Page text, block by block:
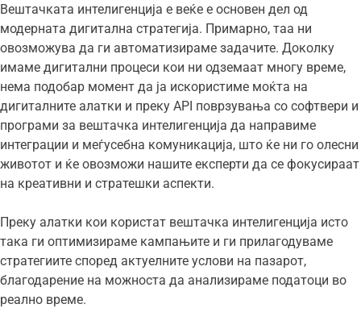
Вештачката интелигенција е веќе е основен дел од
модерната дигитална стратегија. Примарно, таа ни
овозможува да ги автоматизираме задачите. Доколку
имаме дигитални процеси кои ни одземаат многу време,
нема подобар момент да ја искористиме моќта на
дигиталните алатки и преку API поврзувања со софтвери и
програми за вештачка интелигенција да направиме
интеграции и меѓусебна комуникација, што ќе ни го олесни
животот и ќе овозможи нашите експерти да се фокусираат
на креативни и стратешки аспекти.
Преку алатки кои користат вештачка интелигенција исто
така ги оптимизираме кампањите и ги прилагодуваме
стратегиите според актуелните услови на пазарот,
благодарение на можноста да анализираме податоци во
реално време.